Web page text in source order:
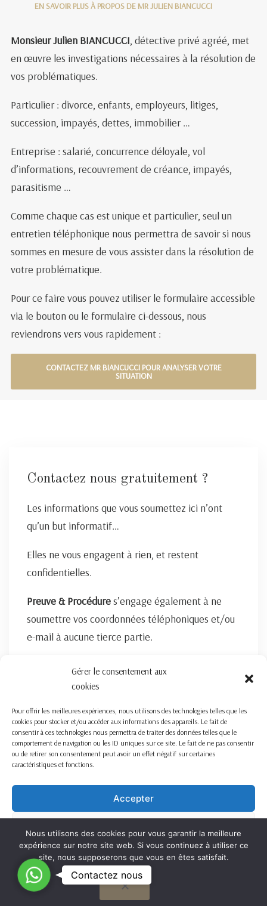
Gérer le consentement aux
cookies
Pour offrir les meilleures expériences, nous utilisons des technologies telles que les
cookies pour stocker et/ou accéder aux informations des appareils. Le fait de
consentir à ces technologies nous permettra de traiter des données telles que le
comportement de navigation ou les ID uniques sur ce site. Le fait de ne pas consentir
ou de retirer son consentement peut avoir un effet négatif sur certaines
caractéristiques et fonctions.
Accepter
Voir les préférences
Cookie Policy
EN SAVOIR PLUS À PROPOS DE MR JULIEN BIANCUCCI
Monsieur Julien BIANCUCCI, détective privé agréé, met
en œuvre les investigations nécessaires à la résolution de
vos problématiques.
Particulier : divorce, enfants, employeurs, litiges,
succession, impayés, dettes, immobilier …
Entreprise : salarié, concurrence déloyale, vol
d’informations, recouvrement de créance, impayés,
parasitisme …
Comme chaque cas est unique et particulier, seul un
entretien téléphonique nous permettra de savoir si nous
sommes en mesure de vous assister dans la résolution de
votre problématique.
Pour ce faire vous pouvez utiliser le formulaire accessible
via le bouton ou le formulaire ci-dessous, nous
reviendrons vers vous rapidement :
CONTACTEZ MR BIANCUCCI POUR ANALYSER VOTRE
SITUATION
Contactez nous gratuitement ?
Les informations que vous soumettez ici n’ont
qu’un but informatif…
Elles ne vous engagent à rien, et restent
confidentielles.
Preuve & Procédures’engage également à ne
soumettre vos coordonnées téléphoniques et/ou
e-mail à aucune tierce partie.
FORMULAIRE DE CONTACT ICI
Nous travaillons sur la France entière
Mentions légales
Preuve & Procédure – Tous droits réservés
Nous utilisons des cookies pour vous garantir la meilleure
expérience sur notre site web. Si vous continuez à utiliser ce
site, nous supposerons que vous en êtes satisfait.
OK
C
o
Contactez nous